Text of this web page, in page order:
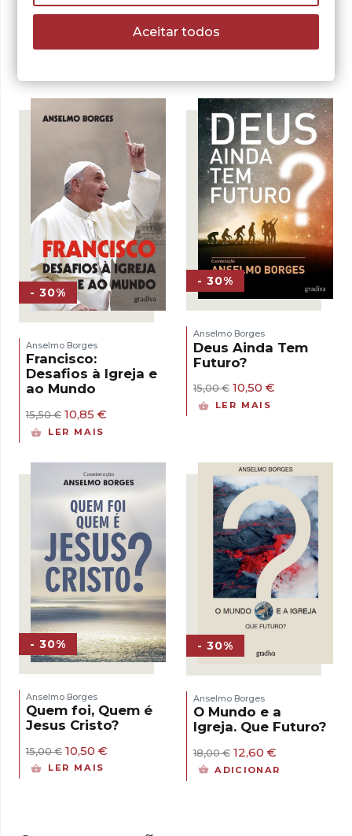
Conversas com
Anselmo Borges
18,00€ O
era:
18,00 €.
12,60€O
é:
12,60 €.
12,00€ O
era:
8,40€O
é:
LER MAIS
- 30%
Anselmo Borges
Francisco:
Desafios à Igreja e
ao Mundo
15,50€ O
preço
original
15,50 €.
10,85 €
10,85 €.
LER MAIS
- 30%
Anselmo Borges
Deus Ainda Tem
Futuro?
15,00€ O
preço
original
10,50 €O
LER MAIS
- 30%
Anselmo Borges
Quem foi, Quem é
Jesus Cristo?
15,00€ O
preço
10,50 €
LER MAIS
- 30%
Anselmo Borges
O Mundo e a
Igreja. Que Futuro?
18,00€ O
preço
original
12,60 €O
preço
atual
ADICIONAR
Aceitar todos